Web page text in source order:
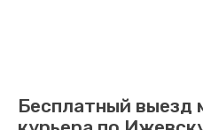
1500
Бесплатный выезд